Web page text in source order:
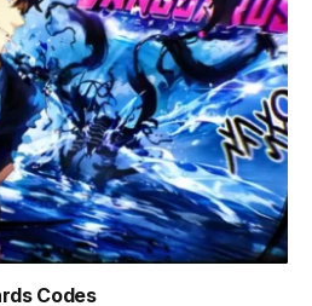
Codes